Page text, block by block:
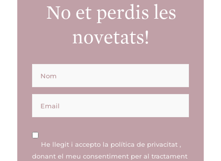
No et perdis les
novetats!
He llegit i accepto la política de privacitat ,
donant el meu consentiment per al tractament